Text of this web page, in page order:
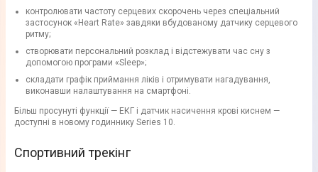
контролювати частоту серцевих скорочень через спеціальний
застосунок «Heart Rate» завдяки вбудованому датчику серцевого
ритму;
створювати персональний розклад і відстежувати час сну з
допомогою програми «Sleep»;
складати графік приймання ліків і отримувати нагадування,
виконавши налаштування на смартфоні.
Більш просунуті функції — ЕКГ і датчик насичення крові киснем —
доступні в новому годиннику Series 10.
Спортивний трекінг